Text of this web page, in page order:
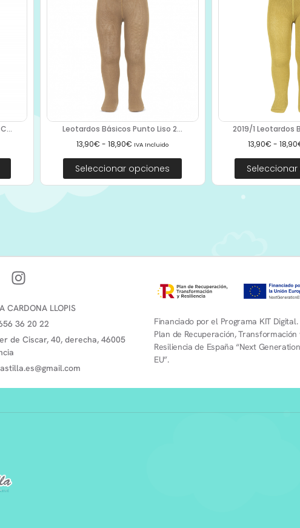
Leotardos Básicos Punto Liso 2...
13,90€ - 18,90€ IVA Incluido
Seleccionar opciones
2019/1 Leotardos
13,90€ - 18,90
CARDONA LLOPIS
36 20 22
de Ciscar, 40, derecha, 46005
Financiado por el Programa KIT Digital.
Plan de Recuperación, Transformación
Resiliencia de España “Next Generation
EU”.